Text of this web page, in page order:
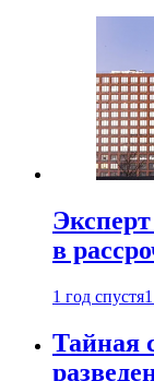
в
1 год спустя
Тайная